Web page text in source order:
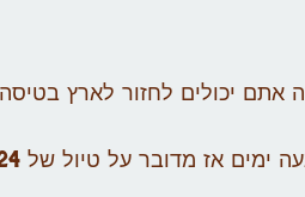
אתם יכולים לחזור לארץ